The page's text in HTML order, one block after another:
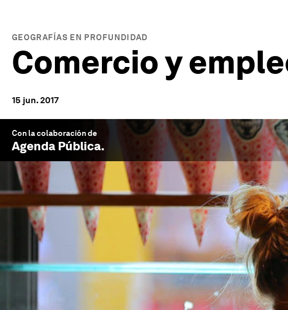
GEOGRAFÍAS EN PROFUNDIDAD
Comercio y
15 jun. 2017
Con la colaboración de
Agenda Pública.